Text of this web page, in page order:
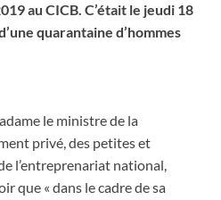
au CICB. C’était le jeudi 18
quarantaine d’hommes
le ministre de la
privé, des petites et
l’entreprenariat national,
que « dans le cadre de sa